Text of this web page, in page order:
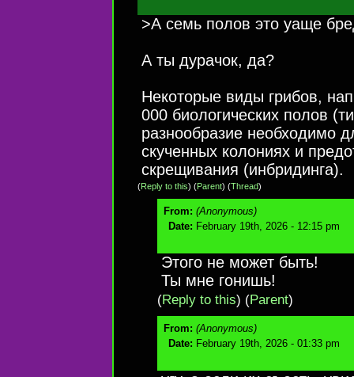
>А семь полов это уаще
А ты дурачок, да?
Некоторые виды грибов,
000 биологических полов
разнообразие необходимо
скученных колониях и
скрещивания (инбридинга).
(Reply to this) (Parent) (Thread)
From: (Anonymous)
Date: February 19th, 2026 - 12:15 pm
Этого не может быть!
Ты мне гонишь!
(Reply to this) (Parent)
From: (Anonymous)
Date: February 19th, 2026 - 01:33 pm